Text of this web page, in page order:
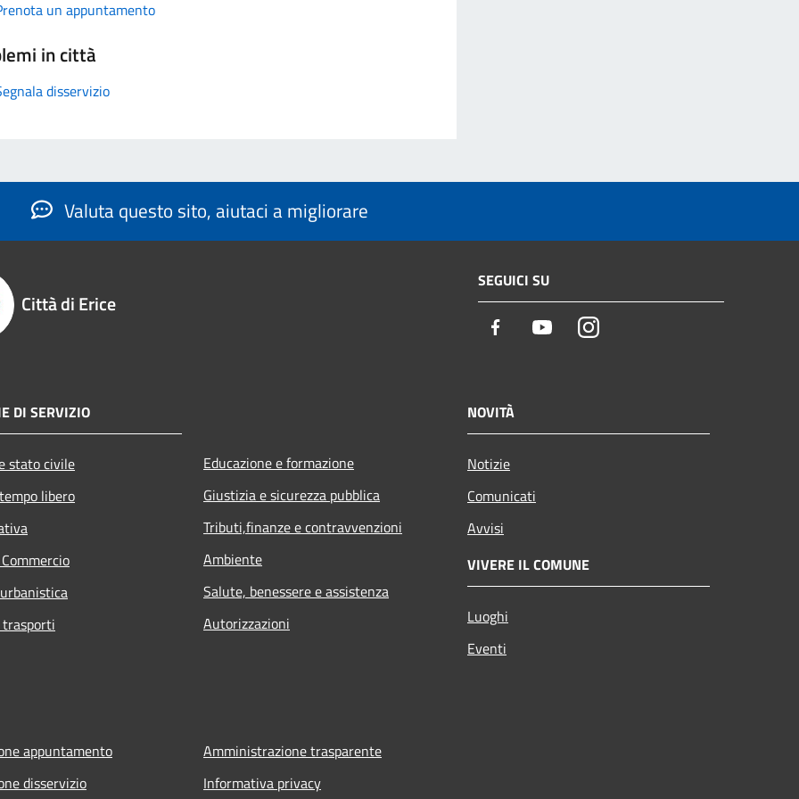
un appuntamento
in città
disservizio
Valuta questo sito, aiutaci a migliorare
Città di Erice
SEGUICI SU
Facebook YoutubeInstagram
DI SERVIZIO
stato civile
libero
Educazione e formazione
Giustizia e sicurezza pubblica
Tributi,finanze e contravvenzioni
Ambiente
Salute, benessere e assistenza
Autorizzazioni
NOVITÀ
Notizie
Comunicati
Avvisi
VIVERE IL COMUNE
Luoghi
Eventi
appuntamento
disservizio
Amministrazione trasparente
Informativa privacy